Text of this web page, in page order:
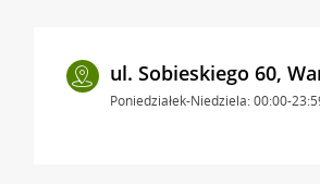
ul. Sobieskiego 60,
Poniedziałek-Niedziela: 00:00-